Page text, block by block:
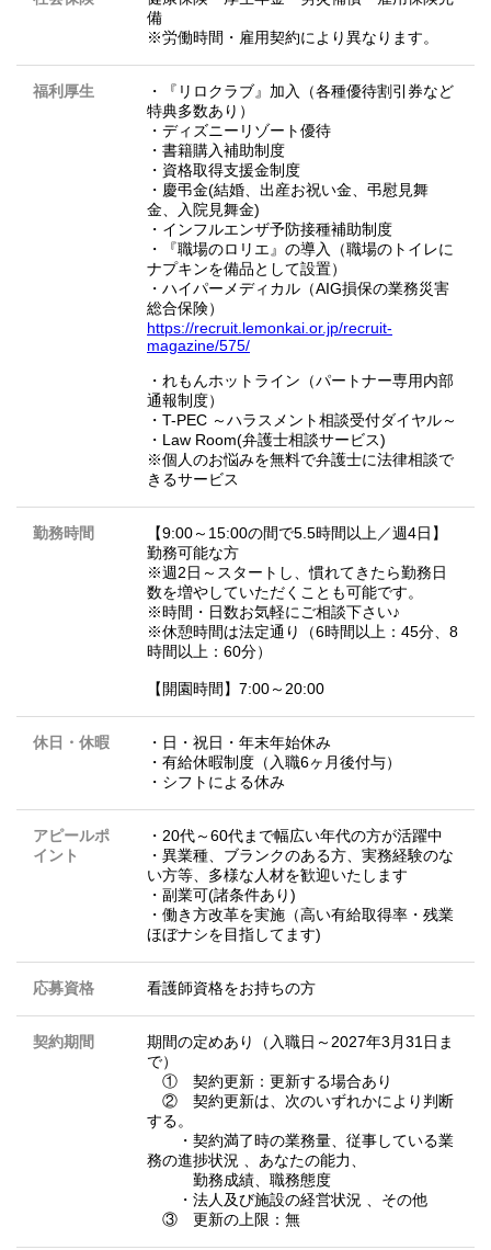
備
※労働時間・雇用契約により異なります。
福利厚生
・『リロクラブ』加入（各種優待割引券など
特典多数あり）
・ディズニーリゾート優待
・書籍購入補助制度
・資格取得支援金制度
・慶弔金(結婚、出産お祝い金、弔慰見舞
金、入院見舞金)
・インフルエンザ予防接種補助制度
・『職場のロリエ』の導入（職場のトイレに
ナプキンを備品として設置）
・ハイパーメディカル（AIG損保の業務災害
総合保険）
https://recruit.lemonkai.or.jp/recruit-
magazine/575/
・れもんホットライン（パートナー専用内部
通報制度）
・T-PEC ～ハラスメント相談受付ダイヤル～
・Law Room(弁護士相談サービス)
※個人のお悩みを無料で弁護士に法律相談で
きるサービス
勤務時間
【9:00～15:00の間で5.5時間以上／週4日】
勤務可能な方
※週2日～スタートし、慣れてきたら勤務日
数を増やしていただくことも可能です。
※時間・日数お気軽にご相談下さい♪
※休憩時間は法定通り（6時間以上：45分、8
時間以上：60分）
【開園時間】7:00～20:00
休日・休暇
・日・祝日・年末年始休み
・有給休暇制度（入職6ヶ月後付与）
・シフトによる休み
アピールポ
イント
・20代～60代まで幅広い年代の方が活躍中
・異業種、ブランクのある方、実務経験のな
い方等、多様な人材を歓迎いたします
・副業可(諸条件あり)
・働き方改革を実施（高い有給取得率・残業
ほぼナシを目指してます)
応募資格 看護師資格をお持ちの方
契約期間
期間の定めあり（入職日～2027年3月31日ま
で）
① 契約更新：更新する場合あり
② 契約更新は、次のいずれかにより判断
する。
・契約満了時の業務量、従事している業
務の進捗状況 、あなたの能力、
勤務成績、職務態度
・法人及び施設の経営状況 、その他
③ 更新の上限：無